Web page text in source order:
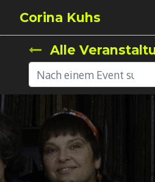
Corina Kuhs
Alle